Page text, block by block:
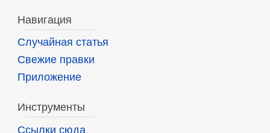
Навигация
Случайная статья
Свежие правки
Приложение
Инструменты
Ссылки сюда